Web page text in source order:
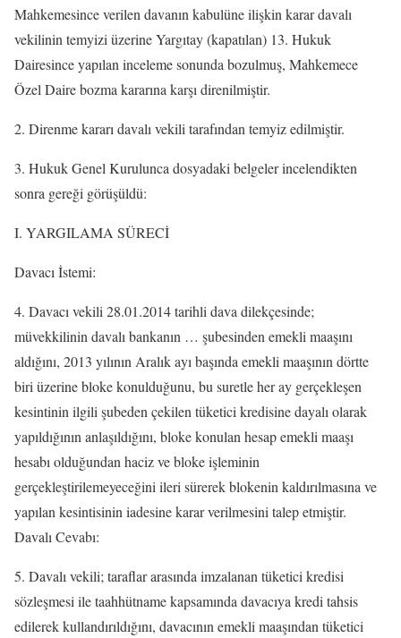
Mahkemesince verilen davanın kabulüne ilişkin karar davalı
vekilinin temyizi üzerine Yargıtay (kapatılan) 13. Hukuk
Dairesince yapılan inceleme sonunda bozulmuş, Mahkemece
Özel Daire bozma kararına karşı direnilmiştir.
2. Direnme kararı davalı vekili tarafından temyiz edilmiştir.
3. Hukuk Genel Kurulunca dosyadaki belgeler incelendikten
sonra gereği görüşüldü:
I. YARGILAMA SÜRECİ
Davacı İstemi:
4. Davacı vekili 28.01.2014 tarihli dava dilekçesinde;
müvekkilinin davalı bankanın … şubesinden emekli maaşını
aldığını, 2013 yılının Aralık ayı başında emekli maaşının dörtte
biri üzerine bloke konulduğunu, bu suretle her ay gerçekleşen
kesintinin ilgili şubeden çekilen tüketici kredisine dayalı olarak
yapıldığının anlaşıldığını, bloke konulan hesap emekli maaşı
hesabı olduğundan haciz ve bloke işleminin
gerçekleştirilemeyeceğini ileri sürerek blokenin kaldırılmasına ve
yapılan kesintisinin iadesine karar verilmesini talep etmiştir.
Davalı Cevabı:
5. Davalı vekili; taraflar arasında imzalanan tüketici kredisi
sözleşmesi ile taahhütname kapsamında davacıya kredi tahsis
edilerek kullandırıldığını, davacının emekli maaşından tüketici